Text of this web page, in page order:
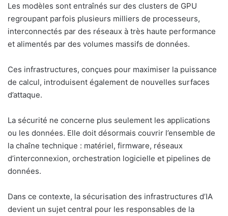
Les modèles sont entraînés sur des clusters de GPU
regroupant parfois plusieurs milliers de processeurs,
interconnectés par des réseaux à très haute performance
et alimentés par des volumes massifs de données.
Ces infrastructures, conçues pour maximiser la puissance
de calcul, introduisent également de nouvelles surfaces
d’attaque.
La sécurité ne concerne plus seulement les applications
ou les données. Elle doit désormais couvrir l’ensemble de
la chaîne technique : matériel, firmware, réseaux
d’interconnexion, orchestration logicielle et pipelines de
données.
Dans ce contexte, la sécurisation des infrastructures d’IA
devient un sujet central pour les responsables de la